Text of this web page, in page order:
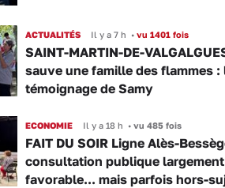
ACTUALITÉS Il y a 7 h •vu 1401 fois
SAINT-MARTIN-DE-
sauve une famille des flammes :
témoignage de Samy
ECONOMIE Il y a 18 h •vu 485 fois
FAIT DU SOIR Ligne Alès-
consultation publique largement
favorable... mais parfois hors-